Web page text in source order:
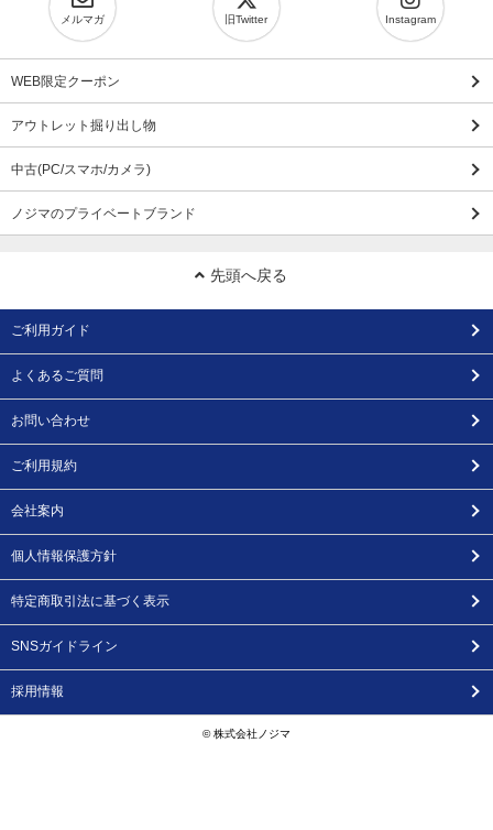
メルマガ 旧Twitter Instagram
WEB限定クーポン
アウトレット掘り出し物
中古(PC/スマホ/カメラ)
ノジマのプライベートブランド
先頭へ戻る
ご利用ガイド
よくあるご質問
お問い合わせ
ご利用規約
会社案内
個人情報保護方針
特定商取引法に基づく表示
SNSガイドライン
採用情報
© 株式会社ノジマ